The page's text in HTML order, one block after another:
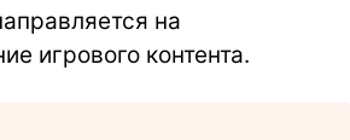
на
игрового контента.